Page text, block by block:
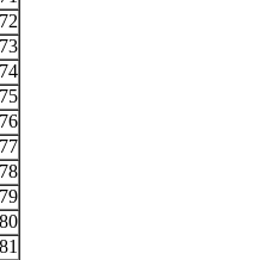
72
73
74
75
76
77
78
79
80
81